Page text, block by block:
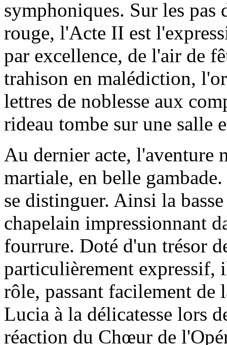
symphoniques. Sur les
rouge, l'Acte II est
par excellence, de l'air de
trahison en malédiction,
lettres de noblesse aux
rideau tombe sur une salle
Au dernier acte, l'aventure
martiale, en belle
se distinguer. Ainsi la
chapelain impressionnant
fourrure. Doté d'un trésor
particulièrement expressif,
rôle, passant facilement de
Lucia à la délicatesse lors
réaction du Chœur de